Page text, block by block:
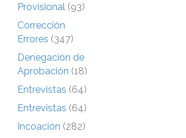
Provisional (93)
Corrección
Errores (347)
Denegación de
Aprobación (18)
Entrevistas (64)
Entrevistas (64)
Incoación (282)